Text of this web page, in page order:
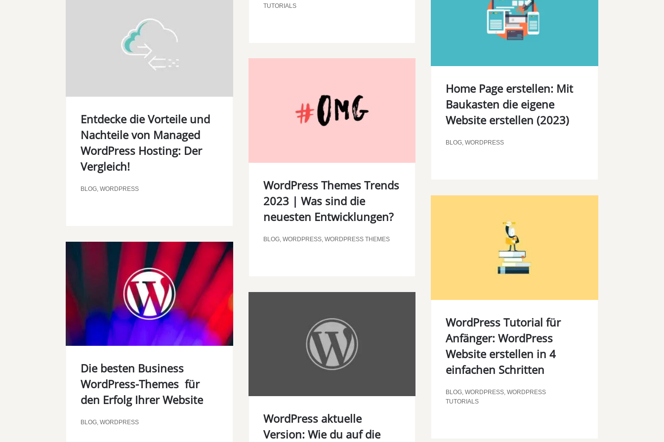
Entdecke die Vorteile und
Nachteile von Managed
WordPress Hosting: Der
Vergleich!
BLOG,WORDPRESS
Die besten Business
WordPress-Themes für
den Erfolg Ihrer Website
BLOG,WORDPRESS
TUTORIALS
WordPress Themes Trends
2023 | Was sind die
neuesten Entwicklungen?
BLOG, WORDPRESS, WORDPRESS THEMES
WordPress aktuelle
Version: Wie du auf die
Home Page erstellen: Mit
Baukasten die eigene
Website erstellen (2023)
BLOG, WORDPRESS
WordPress Tutorial für
Anfänger: WordPress
Website erstellen in 4
einfachen Schritten
BLOG, WORDPRESS, WORDPRESS
TUTORIALS